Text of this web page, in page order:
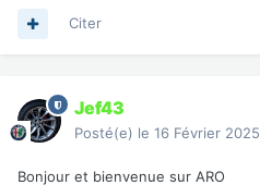
Citer
Jef43
Posté(e) le 16 Février 2025
Bonjour et bienvenue sur ARO